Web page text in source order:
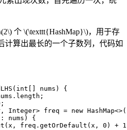
个 \(\texttt{HashMap}\)，用于存
计算出最长的一个子数列，代码如
( int [] nums)
{
;
Integer> freq =
new HashMap
nums) {
freq.getOrDefault(x,
0 ) + 1